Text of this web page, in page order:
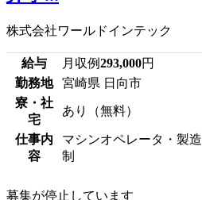
株式会社ワールドインテック
給与 月収例293,000円
勤務地
宮崎県 日向市
寮・社
宅
あり（無料）
仕事内
容
マシンオペレータ・製
制
募集が停止しています